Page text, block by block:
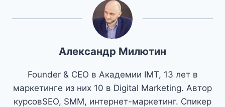
Александр Милютин
Founder & CEO в Академии IMT, 13 лет в
маркетинге из них 10 в Digital Marketing. Автор
курсовSEO, SMM, интернет-маркетинг. Спикер